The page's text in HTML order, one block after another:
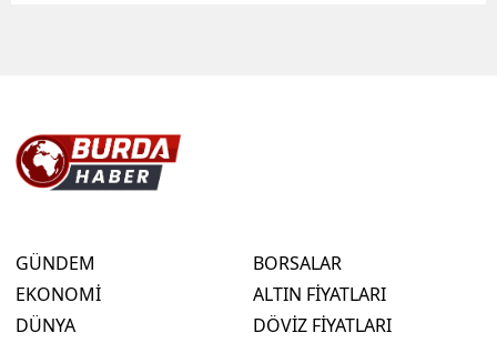
GÜNDEM
EKONOMİ
DÜNYA
BORSALAR
ALTIN FİYATLARI
DÖVİZ FİYATLARI